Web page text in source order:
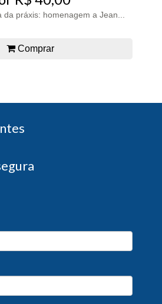
práxis: homenagem a Jean...
Comprar